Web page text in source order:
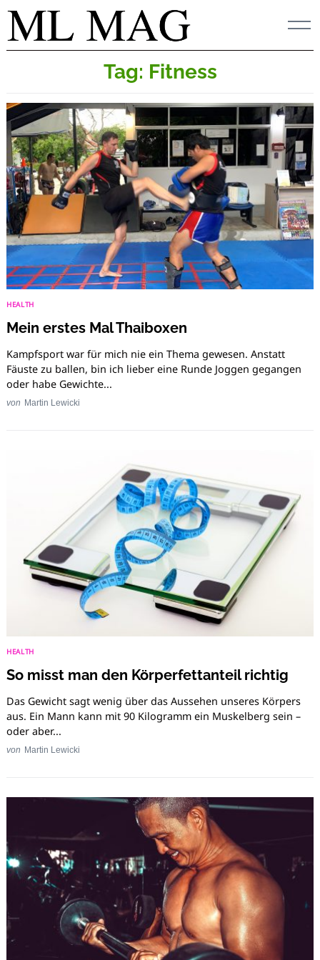
Skip
content
Tag: Fitness
HEALTH
Mein erstes Mal Thaiboxen
Kampfsport war für mich nie ein Thema gewesen. Anstatt
Fäuste zu ballen, bin ich lieber eine Runde Joggen gegangen
oder habe Gewichte...
von Martin Lewicki
HEALTH
So misst man den Körperfettanteil richtig
Das Gewicht sagt wenig über das Aussehen unseres Körpers
aus. Ein Mann kann mit 90 Kilogramm ein Muskelberg sein –
oder aber...
von Martin Lewicki
Search
for: